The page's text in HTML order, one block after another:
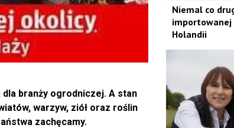
branży ogrodniczej. A stan
warzyw, ziół oraz roślin
zachęcamy.
Niemal co
importowanej
Holandii